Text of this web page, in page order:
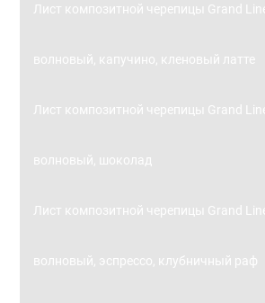
Лист композитной черепицы Grand
волновый, капучино, кленовый латте
Лист композитной черепицы Grand
волновый, шоколад
Лист композитной черепицы Grand
волновый, эспрессо, клубничный раф